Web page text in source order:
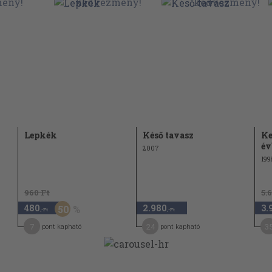
Lepkék
960 Ft
480 ,-Ft 50
pont kapható
Késő tavasz
2007
2.980 ,-Ft
pont kapható